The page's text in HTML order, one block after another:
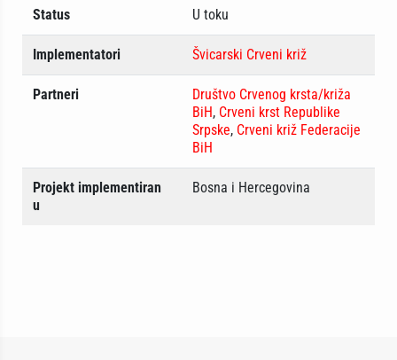
Status U toku
Implementatori Švicarski Crveni križ
Partneri
Društvo Crvenog krsta/križa
BiH, Crveni krst Republike
Srpske, Crveni križ Federacije
BiH
Projekt implementiran
u
Bosna i Hercegovina